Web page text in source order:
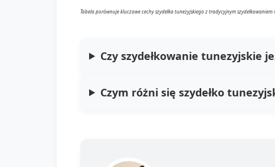
Tabela porównuje kluczowe cechy szydełka tunezyjskiego z tradycyjnym
Czy szydełkowanie tunezyjskie
Czym różni się szydełko